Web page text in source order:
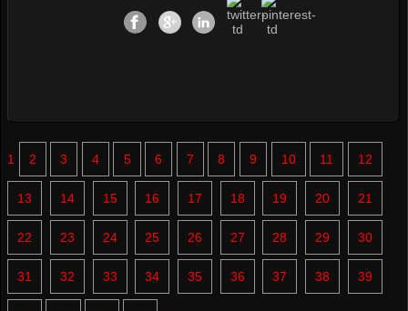
1 2 3 4 5 6 7 8 9 10 11 12
13 14 15 16 17 18 19 20 21
22 23 24 25 26 27 28 29 30
31 32 33 34 35 36 37 38 39